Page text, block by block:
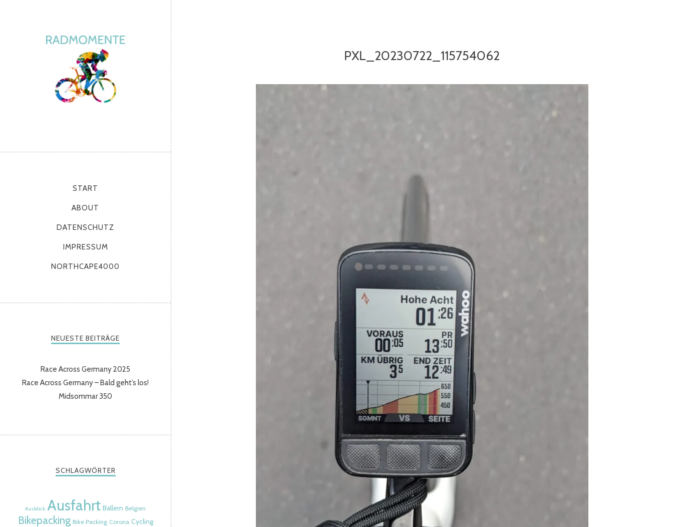
START
ABOUT
DATENSCHUTZ
IMPRESSUM
NORTHCAPE4000
NEUESTE BEITRÄGE
Race Across Germany 2025
Race Across Germany – Bald geht’s los!
Midsommar 350
SCHLAGWÖRTER
Ausblick Ausfahrt Ballern Belgien
Bikepacking Bike Packing Corona Cycling
PXL_20230722_115754062